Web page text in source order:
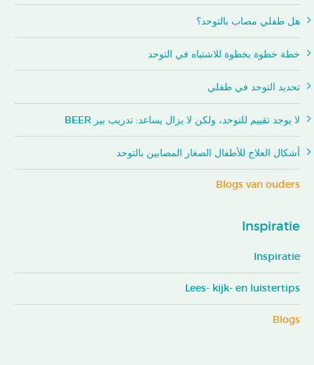
هل طفلي مصاب بالتوحد؟
خطة خطوة بخطوة للاشتباه في التوحد
تحديد التوحد في طفلي
لا يوجد تقييم للتوحد، ولكن لا يزال يساعد: تدريب بير BEER
أشكال العلاج للأطفال الصغار المصابين بالتوحد
Blogs van ouders
Inspiratie
Inspiratie
Lees- kijk- en luistertips
Blogs